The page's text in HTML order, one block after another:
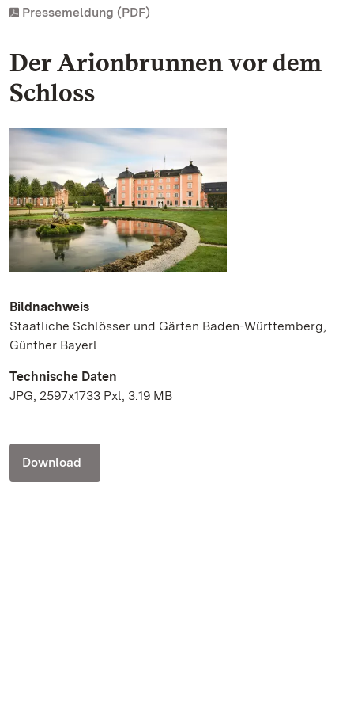
Pressemeldung (PDF)
Der Arionbrunnen vor dem
Schloss
Bildnachweis
Staatliche Schlösser und Gärten Baden-Württemberg,
Günther Bayerl
Technische Daten
JPG, 2597x1733 Pxl, 3.19 MB
Download